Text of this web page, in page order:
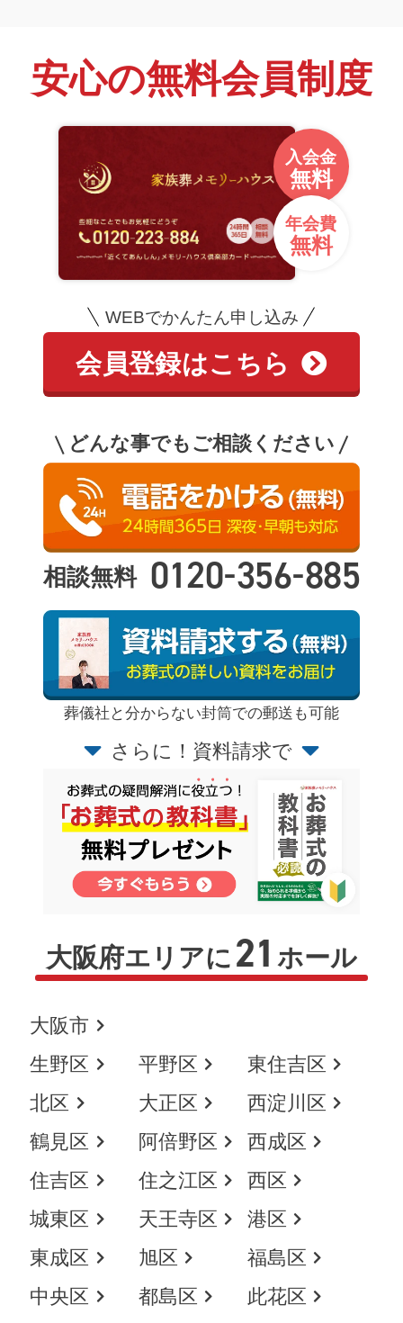
安心の無料会員制度
入会金
無料
年会費
無料
WEBでかんたん申し込み
会員登録はこちら
どんな事でもご相談ください
相談無料 0120-356-885
葬儀社と分からない封筒での郵送も可能
さらに！資料請求で
大阪府エリアに 21 ホール
大阪市
生野区
平野区
東住吉区
北区
大正区
西淀川区
鶴見区
阿倍野区
西成区
住吉区
住之江区
西区
城東区
天王寺区
港区
東成区
旭区
福島区
中央区
都島区
此花区